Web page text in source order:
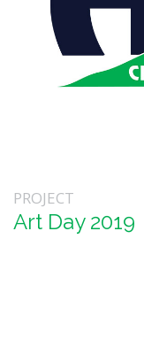
PROJECT
Art Day 2019